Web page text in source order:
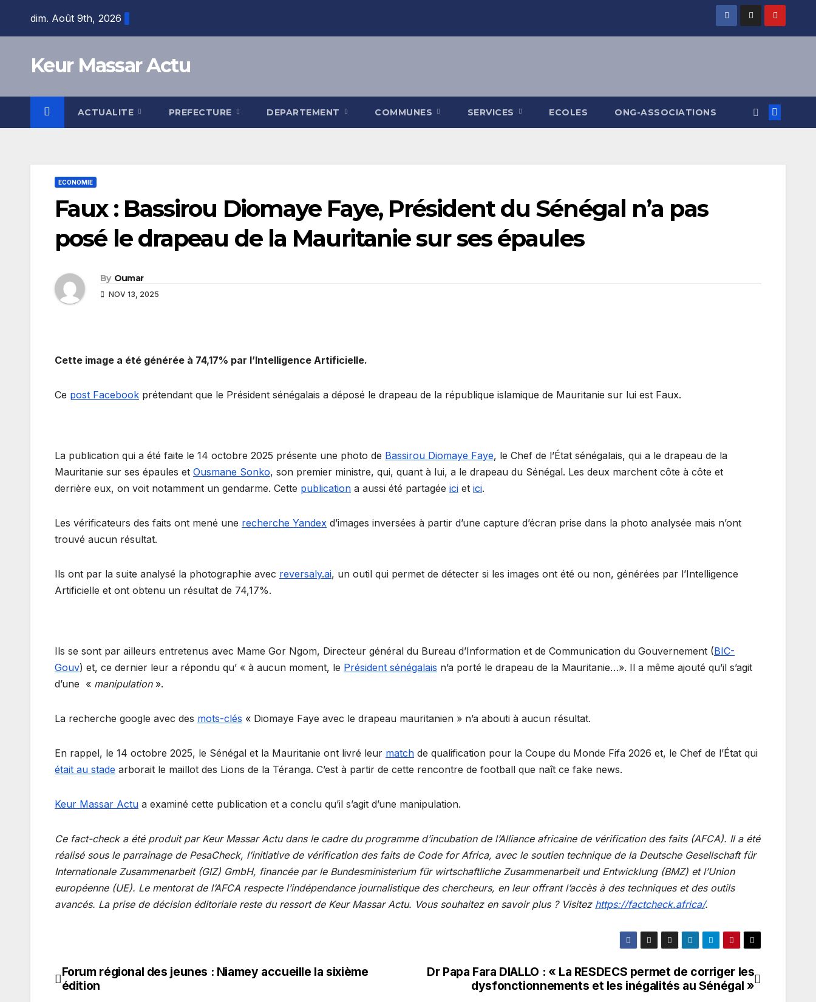
dim. Août 9th, 2026
Keur Massar Actu
ACTUALITE PREFECTURE DEPARTEMENT COMMUNES SERVICES ECOLES ONG-ASSOCIATIONS
ECONOMIE
Faux : Bassirou Diomaye Faye, Président du Sénégal n’a pas
posé le drapeau de la Mauritanie sur ses épaules
By Oumar
NOV 13, 2025
Cette image a été générée à 74,17% par l’Intelligence Artificielle.
Ce post Facebook prétendant que le Président sénégalais a déposé le drapeau de la république islamique de Mauritanie sur lui est Faux.
La publication qui a été faite le 14 octobre 2025 présente une photo de Bassirou Diomaye Faye, le Chef de l’État sénégalais, qui a le drapeau de la
Mauritanie sur ses épaules et Ousmane Sonko, son premier ministre, qui, quant à lui, a le drapeau du Sénégal. Les deux marchent côte à côte et
derrière eux, on voit notamment un gendarme. Cette publication a aussi été partagée ici et ici.
Les vérificateurs des faits ont mené une recherche Yandex d’images inversées à partir d’une capture d’écran prise dans la photo analysée mais n’ont
trouvé aucun résultat.
Ils ont par la suite analysé la photographie avec reversaly.ai, un outil qui permet de détecter si les images ont été ou non, générées par l’Intelligence
Artificielle et ont obtenu un résultat de 74,17%.
Ils se sont par ailleurs entretenus avec Mame Gor Ngom, Directeur général du Bureau d’Information et de Communication du Gouvernement (BIC-
Gouv) et, ce dernier leur a répondu qu’ « à aucun moment, le Président sénégalais n’a porté le drapeau de la Mauritanie…». Il a même ajouté qu’il s’agit
d’une « manipulation».
La recherche google avec des mots-clés « Diomaye Faye avec le drapeau mauritanien » n’a abouti à aucun résultat.
En rappel, le 14 octobre 2025, le Sénégal et la Mauritanie ont livré leur match de qualification pour la Coupe du Monde Fifa 2026 et, le Chef de l’État qui
était au stade arborait le maillot des Lions de la Téranga. C’est à partir de cette rencontre de football que naît ce fake news.
Keur Massar Actu a examiné cette publication et a conclu qu’il s’agit d’une manipulation.
Ce fact-check a été produit par Keur Massar Actu dans le cadre du programme d’incubation de l’Alliance africaine de vérification des faits (AFCA). Il a été
réalisé sous le parrainage de PesaCheck, l’initiative de vérification des faits de Code for Africa, avec le soutien technique de la Deutsche Gesellschaft für
Internationale Zusammenarbeit (GIZ) GmbH, financée par le Bundesministerium für wirtschaftliche Zusammenarbeit und Entwicklung (BMZ) et l’Union
européenne (UE). Le mentorat de l’AFCA respecte l’indépendance journalistique des chercheurs, en leur offrant l’accès à des techniques et des outils
avancés. La prise de décision éditoriale reste du ressort de Keur Massar Actu. Vous souhaitez en savoir plus ? Visitez https://factcheck.africa/.
Navigation
Dr Papa Fara DIALLO : « La RESDECS permet de corriger les
dysfonctionnements et les inégalités au Sénégal »
Forum régional des jeunes : Niamey accueille la sixième
édition